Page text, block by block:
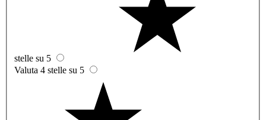
stelle su 5
Valuta 4 stelle su 5